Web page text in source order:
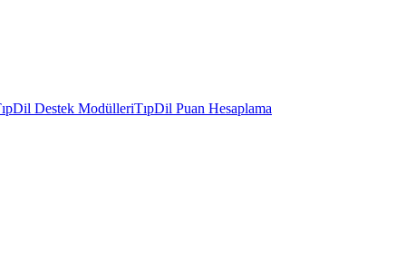
Destek ModülleriTıpDil Puan Hesaplama